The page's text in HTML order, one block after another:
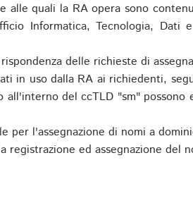
alle quali la RA opera sono
Informatica, Tecnologia,
delle richieste di
in uso dalla RA ai richiedenti,
del ccTLD "sm"
per l'assegnazione di nomi a
registrazione ed assegnazione